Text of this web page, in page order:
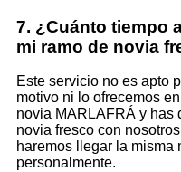
7. ¿Cuánto tiempo
mi ramo de novia
Este servicio no es apto
motivo ni lo ofrecemos
novia MARLAFRÁ y has
novia fresco con
haremos llegar la misma
personalmente.